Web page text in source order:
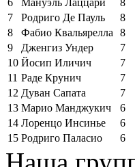
7
Родриго Де Пауль
8
8
Фабио Квальярелла
8
9
Дженгиз Ундер
7
10 Йосип Иличич
7
11 Раде Крунич
7
12 Дуван Сапата
7
13 Марио Манджукич
6
14 Лоренцо Инсинье
6
15 Родриго Паласио 6